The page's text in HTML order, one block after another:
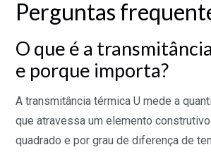
Perguntas
O que é a
e porque importa?
A transmitância térmica U mede a
que atravessa um elemento
quadrado e por grau de diferença de